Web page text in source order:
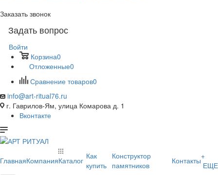
Заказать звонок
Задать вопрос
Войти
Корзина0
Отложенные0
Сравнение товаров0
info@art-ritual76.ru
г. Гаврилов-Ям, улица Комарова д. 1
Вконтакте
ГлавнаяКомпанияКаталог Как
купить
Конструктор
памятников
Контакты+
ЕЩЕ